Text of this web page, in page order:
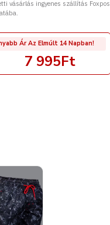
7 995Ft
Ár Az Elmúlt 14 Napban!
vásárlás ingyenes szállítás